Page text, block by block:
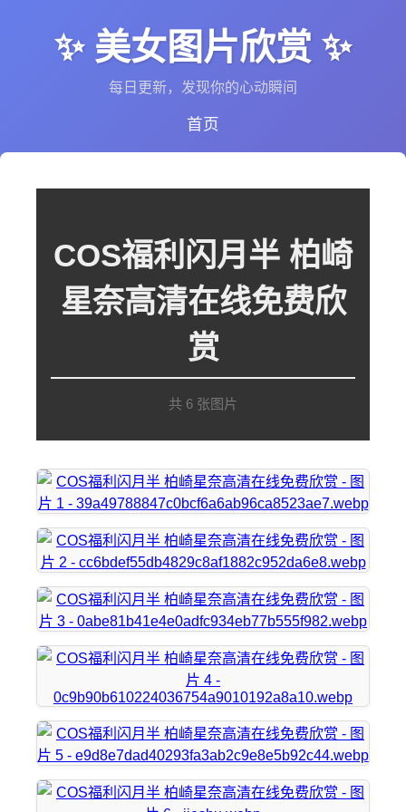
✨ 美女图片欣赏 ✨
每日更新，发现你的心动瞬间
首页
COS福利闪月半 柏崎
星奈高清在线免费欣
赏
共 6 张图片